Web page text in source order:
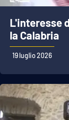
L'interesse
la Calabria
19 luglio 2026